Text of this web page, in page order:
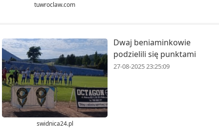
tuwroclaw.com
swidnica24.pl
Dwaj beniaminkowie
podzielili się punktami
27-08-2025 23:25:09